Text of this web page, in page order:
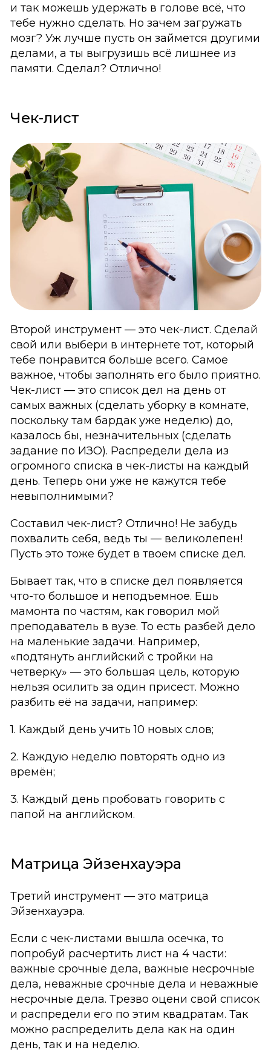
и так можешь удержать в голове всё, что
тебе нужно сделать. Но зачем загружать
мозг? Уж лучше пусть он займется другими
делами, а ты выгрузишь всё лишнее из
памяти. Сделал? Отлично!
Чек-лист
Второй инструмент — это чек-лист. Сделай
свой или выбери в интернете тот, который
тебе понравится больше всего. Самое
важное, чтобы заполнять его было приятно.
Чек-лист — это список дел на день от
самых важных (сделать уборку в комнате,
поскольку там бардак уже неделю) до,
казалось бы, незначительных (сделать
задание по ИЗО). Распредели дела из
огромного списка в чек-листы на каждый
день. Теперь они уже не кажутся тебе
невыполнимыми?
Составил чек-лист? Отлично! Не забудь
похвалить себя, ведь ты — великолепен!
Пусть это тоже будет в твоем списке дел.
Бывает так, что в списке дел появляется
что-то большое и неподъемное. Ешь
мамонта по частям, как говорил мой
преподаватель в вузе. То есть разбей дело
на маленькие задачи. Например,
«подтянуть английский с тройки на
четверку» — это большая цель, которую
нельзя осилить за один присест. Можно
разбить её на задачи, например:
1. Каждый день учить 10 новых слов;
2. Каждую неделю повторять одно из
времён;
3. Каждый день пробовать говорить с
папой на английском.
Матрица Эйзенхауэра
Третий инструмент — это матрица
Эйзенхауэра.
Если с чек-листами вышла осечка, то
попробуй расчертить лист на 4 части:
важные срочные дела, важные несрочные
дела, неважные срочные дела и неважные
несрочные дела. Трезво оцени свой список
и распредели его по этим квадратам. Так
можно распределить дела как на один
день, так и на неделю.